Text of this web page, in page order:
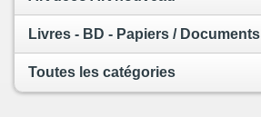
Livres - BD - Papiers / Documents
Toutes les catégories